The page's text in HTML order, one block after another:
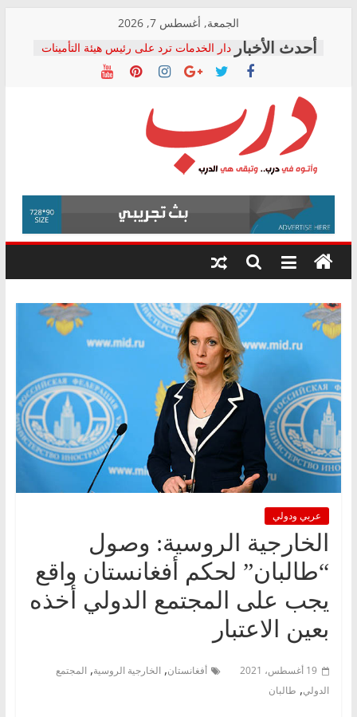
content
الجمعة, أغسطس 7, 2026
دار الخدمات ترد على رئيس هيئة التأمينات
بعد مؤتمره الصحفي: إنكار الأزمة لا ينهي
معاناة أصحاب المعاشات.. ونطالب بكشف
فرحات سليمان يكتب: القطاع الصحي إلى
أين؟
حزب التحالف الشعبي يطلق لجنة “الحق
في الصحة” بالإسكندرية لرصد الانتهاكات
ودعم المرضى
الوزاري لمدينة الصحفيين.. وانتهاء أعمال
إنشاء المبنى الإداري
المجلس القومي لحقوق الإنسان يعلن
متابعة قضية الدكتور محمد زهران.. ويؤكد:
قرينة البراءة وضمانات المحاكمة العادلة
درب
وأتوه
درب..
وتبقى
هي
عربي ودولي
الخارجية الروسية: وصول
“طالبان” لحكم أفغانستان واقع
يجب على المجتمع الدولي أخذه
بعين الاعتبار
19 أغسطس، 2021 أفغانستان, الخارجية الروسية, المجتمع
الدولي, طالبان